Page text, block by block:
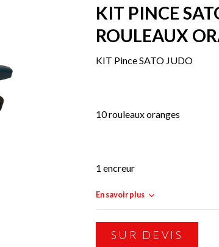
KIT PINCE
ROULEAUX
KIT Pince SATO JUDO
10 rouleaux oranges
1 encreur
En savoir plus
SUR DEVIS